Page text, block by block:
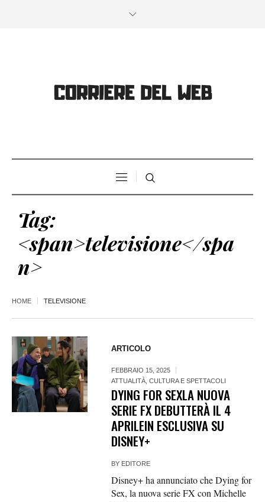
Tag:
<span>televisione</spa
n>
HOME TELEVISIONE
ARTICOLO
FEBBRAIO 15, 2025
ATTUALITÀ ,CULTURA E SPETTACOLI
DYING FOR SEXLA NUOVA
SERIE FX DEBUTTERÀ IL 4
APRILEIN ESCLUSIVA SU
DISNEY+
BY EDITORE
Disney+ ha annunciato che Dying for
Sex, la nuova serie FX con Michelle